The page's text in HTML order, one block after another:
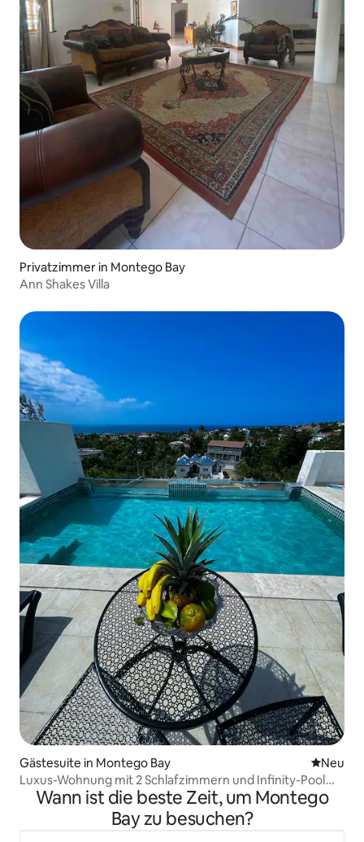
Privatzimmer in Montego Bay
Ann Shakes Villa
Gästesuite in Montego Bay Neue
Neu
Luxus-Wohnung mit 2 Schlafzimmern und Infinity-Pool
von Emotions Ironshore
Wann ist die beste Zeit, um Montego
Bay zu besuchen?